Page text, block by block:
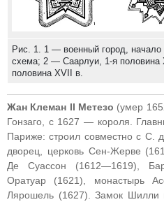
Рис. 1. 1 — военный город,
схема; 2 — Саарлуи, 1-я
половина XVII в.
Жан Клеман II Метезо (умер
Гонзаго, с 1627 — короля.
Париже: строил совместно с С.
дворец, церковь Сен-Жерве
Де Суассон (1612—1619),
Оратуар (1621), монастырь
Лярошель (1627). Замок Шилли